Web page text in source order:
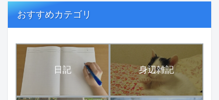
おすすめカテゴリ
日記 身辺雑記